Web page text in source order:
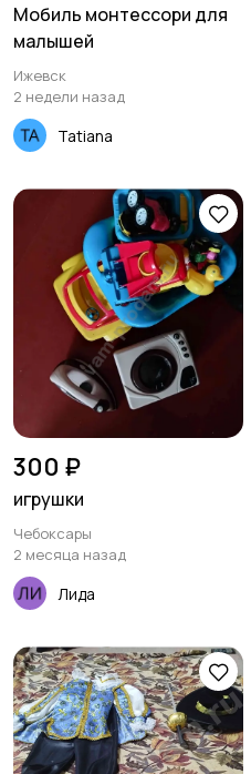
Мобиль монтессори для
малышей
Ижевск
2 недели назад
Tatiana
300 ₽
игрушки
Чебоксары
2 месяца назад
Лида